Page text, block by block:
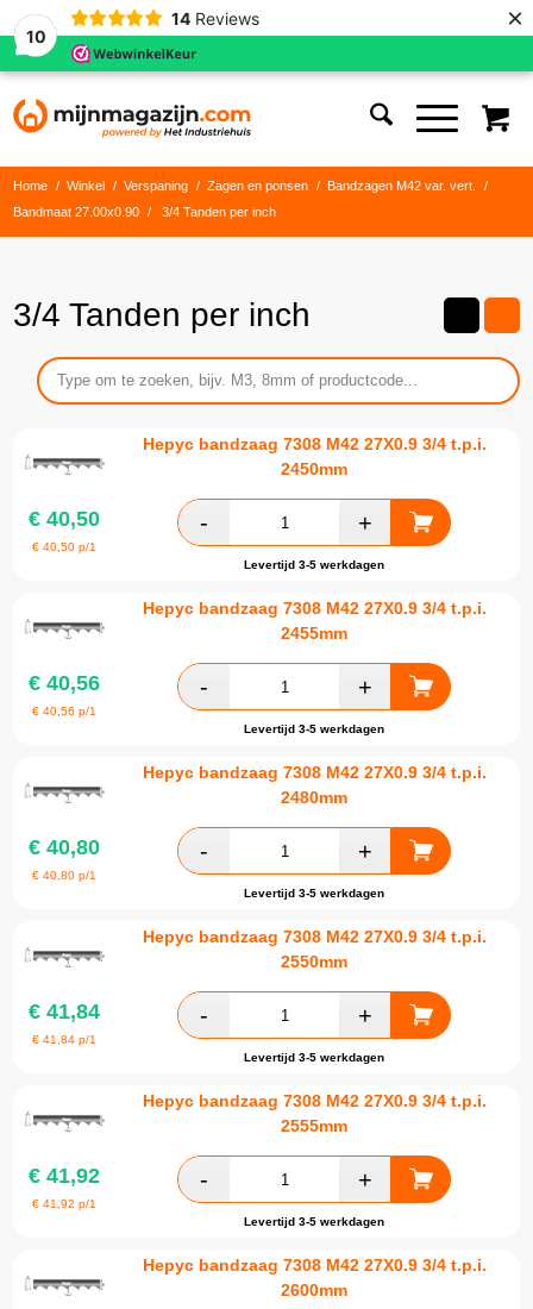
10
14 Reviews ×
Home / Winkel / Verspaning / Zagen en ponsen / Bandzagen M42 var. vert.
/
Bandmaat 27.00x0.90
/ 3/4 Tanden per inch
3/4 Tanden per inch
Hepyc bandzaag 7308 M42 27X0.9 3/4 t.p.i.
2450mm
€ 40,50
€40,50 p/1
Levertijd 3-5 werkdagen
Hepyc bandzaag 7308 M42 27X0.9 3/4 t.p.i.
2455mm
€ 40,56
€40,56 p/1
Levertijd 3-5 werkdagen
Hepyc bandzaag 7308 M42 27X0.9 3/4 t.p.i.
2480mm
€ 40,80
€40,80 p/1
Levertijd 3-5 werkdagen
Hepyc bandzaag 7308 M42 27X0.9 3/4 t.p.i.
2550mm
€ 41,84
€41,84 p/1
Levertijd 3-5 werkdagen
Hepyc bandzaag 7308 M42 27X0.9 3/4 t.p.i.
2555mm
€ 41,92
€41,92 p/1
Levertijd 3-5 werkdagen
Hepyc bandzaag 7308 M42 27X0.9 3/4 t.p.i.
2600mm